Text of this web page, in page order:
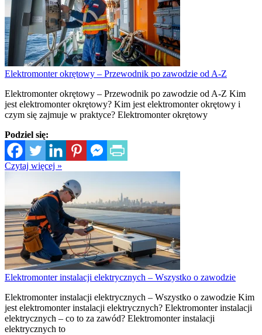
Elektromonter okrętowy – Przewodnik po zawodzie od A-Z
Elektromonter okrętowy – Przewodnik po zawodzie od A-Z Kim
jest elektromonter okrętowy? Kim jest elektromonter okrętowy i
czym się zajmuje w praktyce? Elektromonter okrętowy
Podziel się:
Czytaj więcej »
Elektromonter instalacji elektrycznych – Wszystko o zawodzie
Elektromonter instalacji elektrycznych – Wszystko o zawodzie Kim
jest elektromonter instalacji elektrycznych? Elektromonter instalacji
elektrycznych – co to za zawód? Elektromonter instalacji
elektrycznych to